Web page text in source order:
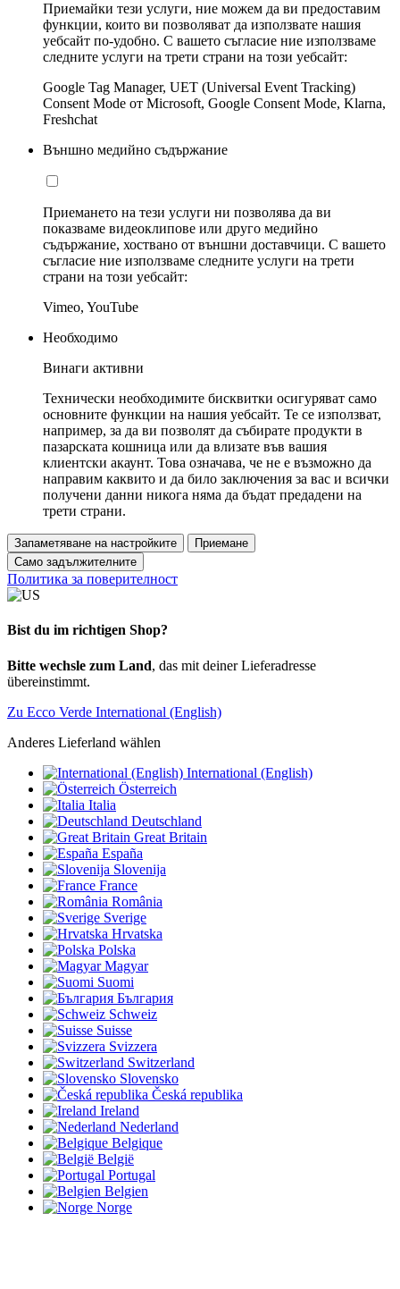
Приемайки тези услуги, ние можем да ви предоставим
функции, които ви позволяват да използвате нашия
уебсайт по-удобно. С вашето съгласие ние използваме
следните услуги на трети страни на този уебсайт:
Google Tag Manager, UET (Universal Event Tracking)
Consent Mode от Microsoft, Google Consent Mode, Klarna,
Freshchat
Външно медийно съдържание
Приемането на тези услуги ни позволява да ви
показваме видеоклипове или друго медийно
съдържание, хоствано от външни доставчици. С вашето
съгласие ние използваме следните услуги на трети
страни на този уебсайт:
Vimeo, YouTube
Необходимо
Винаги активни
Технически необходимите бисквитки осигуряват само
основните функции на нашия уебсайт. Те се използват,
например, за да ви позволят да събирате продукти в
пазарската кошница или да влизате във вашия
клиентски акаунт. Това означава, че не е възможно да
направим каквито и да било заключения за вас и всички
получени данни никога няма да бъдат предадени на
трети страни.
Запаметяване на настройките
Приемане
Само задължителните
Политика за поверителност
Bist du im richtigen Shop?
Bitte wechsle zum Land, das mit deiner Lieferadresse
übereinstimmt.
Zu Ecco Verde International (English)
Anderes Lieferland wählen
International (English)
Österreich
Italia
Deutschland
Great Britain
España
Slovenija
France
România
Sverige
Hrvatska
Polska
Magyar
Suomi
България
Schweiz
Suisse
Svizzera
Switzerland
Slovensko
Česká republika
Ireland
Nederland
Belgique
België
Portugal
Belgien
Norge